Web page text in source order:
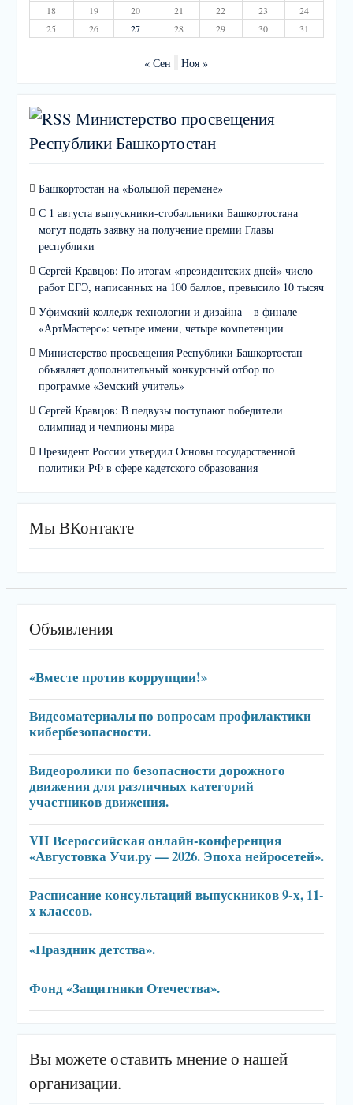
18
19 20 21 22 23
24
25
26 27 28 29 30 31
« Сен Ноя »
Министерство просвещения
Республики Башкортостан
Башкортостан на «Большой перемене»
С 1 августа выпускники-стобалльники Башкортостана
могут подать заявку на получение премии Главы
республики
Сергей Кравцов: По итогам «президентских дней» число
работ ЕГЭ, написанных на 100 баллов, превысило 10 тысяч
Уфимский колледж технологии и дизайна – в финале
«АртМастерс»: четыре имени, четыре компетенции
Министерство просвещения Республики Башкортостан
объявляет дополнительный конкурсный отбор по
программе «Земский учитель»
Сергей Кравцов: В педвузы поступают победители
олимпиад и чемпионы мира
Президент России утвердил Основы государственной
политики РФ в сфере кадетского образования
Мы ВКонтакте
Объявления
«Вместе против коррупции!»
Видеоматериалы по вопросам профилактики
кибербезопасности.
Видеоролики по безопасности дорожного
движения для различных категорий
участников движения.
VII Всероссийская онлайн-конференция
«Августовка Учи.ру — 2026. Эпоха нейросетей».
Расписание консультаций выпускников 9-х, 11-
х классов.
«Праздник детства».
Фонд «Защитники Отечества».
Вы можете оставить мнение о нашей
организации.